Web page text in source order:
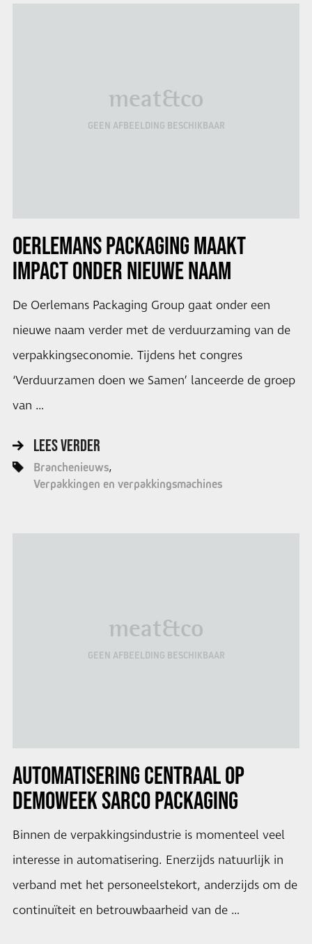
meat&co
GEEN AFBEELDING BESCHIKBAAR
OERLEMANS PACKAGING MAAKT
IMPACT ONDER NIEUWE NAAM
De Oerlemans Packaging Group gaat onder een
nieuwe naam verder met de verduurzaming van de
verpakkingseconomie. Tijdens het congres
‘Verduurzamen doen we Samen’ lanceerde de groep
van …
LEES VERDER
Branchenieuws
Verpakkingen en verpakkingsmachines
meat&co
GEEN AFBEELDING BESCHIKBAAR
AUTOMATISERING CENTRAAL OP
DEMOWEEK SARCO PACKAGING
Binnen de verpakkingsindustrie is momenteel veel
interesse in automatisering. Enerzijds natuurlijk in
verband met het personeelstekort, anderzijds om de
continuïteit en betrouwbaarheid van de …